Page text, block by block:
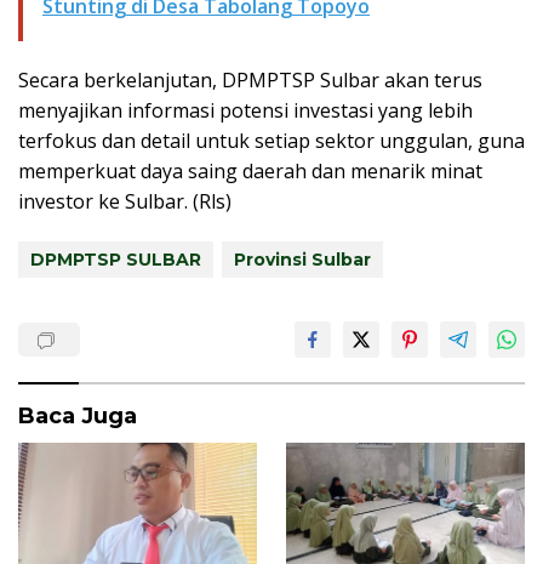
Stunting di Desa Tabolang Topoyo
Secara berkelanjutan, DPMPTSP Sulbar akan terus
menyajikan informasi potensi investasi yang lebih
terfokus dan detail untuk setiap sektor unggulan, guna
memperkuat daya saing daerah dan menarik minat
investor ke Sulbar. (Rls)
DPMPTSP SULBAR Provinsi Sulbar
Baca Juga